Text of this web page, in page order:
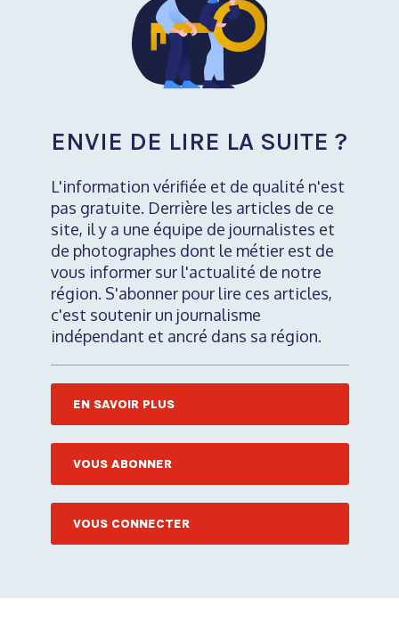
ENVIE DE LIRE LA SUITE ?
L'information vérifiée et de qualité n'est
pas gratuite. Derrière les articles de ce
site, il y a une équipe de journalistes et
de photographes dont le métier est de
vous informer sur l'actualité de notre
région. S'abonner pour lire ces articles,
c'est soutenir un journalisme
indépendant et ancré dans sa région.
EN SAVOIR PLUS
VOUS ABONNER
VOUS CONNECTER